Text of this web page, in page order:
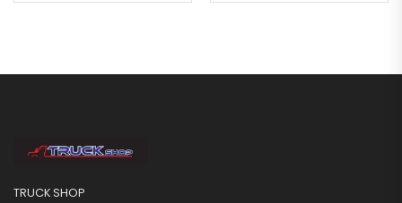
TRUCK SHOP